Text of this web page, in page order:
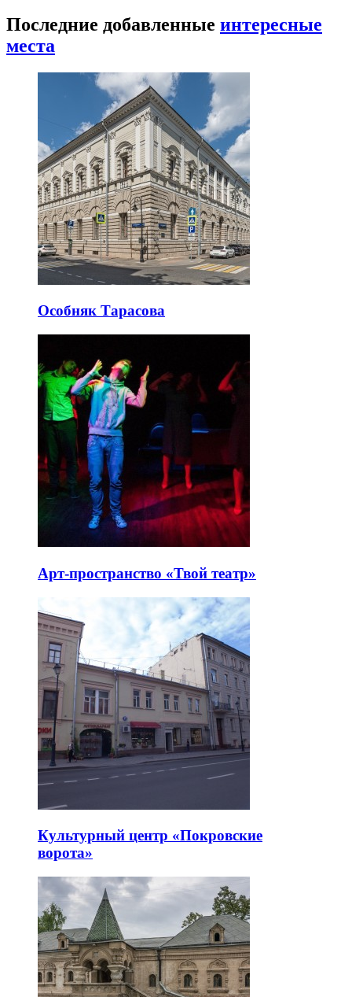
Хамовники пешком: музеи, старые переулки и
набережные
Хамовники нельзя удобно пройти по прямой: музейные
кварталы, Новодевичий ансамбль и Лужники образуют
разные кластеры.
Последние добавленныеинтересные
места
Особняк Тарасова
Арт-пространство «Твой театр»